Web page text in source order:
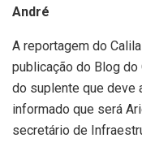
André
A reportagem do
publicação do Blog
do suplente que deve
informado que será
secretário de